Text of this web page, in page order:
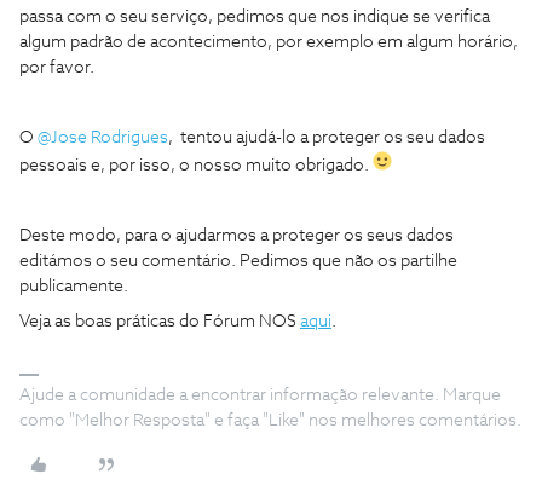
passa com o seu serviço, pedimos que nos indique se verifica
algum padrão de acontecimento, por exemplo em algum horário,
por favor.
O @Jose Rodrigues, tentou ajudá-lo a proteger os seu dados
pessoais e, por isso, o nosso muito obrigado.
Deste modo, para o ajudarmos a proteger os seus dados
editámos o seu comentário. Pedimos que não os partilhe
publicamente.
Veja as boas práticas do Fórum NOS aqui.
Ajude a comunidade a encontrar informação relevante. Marque
como "Melhor Resposta" e faça "Like" nos melhores comentários.